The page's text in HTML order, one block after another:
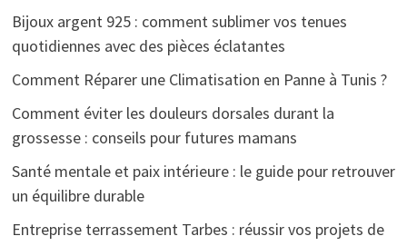
Bijoux argent 925 : comment sublimer vos tenues
quotidiennes avec des pièces éclatantes
Comment Réparer une Climatisation en Panne à Tunis ?
Comment éviter les douleurs dorsales durant la
grossesse : conseils pour futures mamans
Santé mentale et paix intérieure : le guide pour retrouver
un équilibre durable
Entreprise terrassement Tarbes : réussir vos projets de